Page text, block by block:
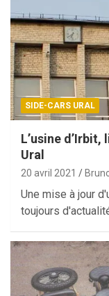
SIDE-CARS URAL
L’usine
Ural
20 avril 2021
Une mise à jour
toujours